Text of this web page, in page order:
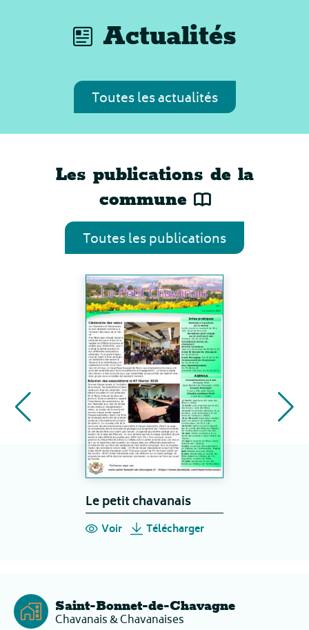
Actualités
Toutes les actualités
Les publications de la
commune
Toutes les publications
Le petit chavanais
Voir Télécharger
Saint-Bonnet-de-Chavagne
Chavanais & Chavanaises